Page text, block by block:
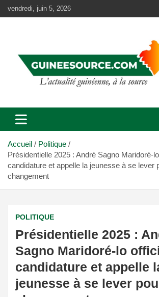
au
vendredi, juin 5, 2026
Accueil
Politique
Présidentielle 2025 : André Sagno Maridoré-
candidature et appelle la jeunesse à se lever
changement
POLITIQUE
Présidentielle 2025 :
Sagno Maridoré-lo
candidature et appelle
jeunesse à se lever